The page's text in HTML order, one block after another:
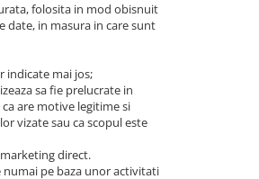
folosita in mod obisnuit
date, in masura in care sunt
indicate mai jos;
sa fie prelucrate in
are motive legitime si
vizate sau ca scopul este
direct.
pe baza unor activitati